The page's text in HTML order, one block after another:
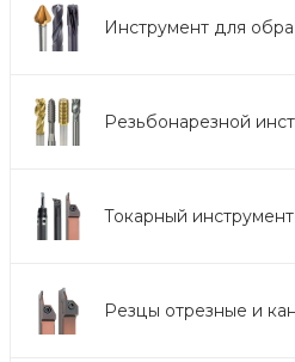
Инструмент для
Резьбонарезной
Токарный инструмент
Резцы отрезные и